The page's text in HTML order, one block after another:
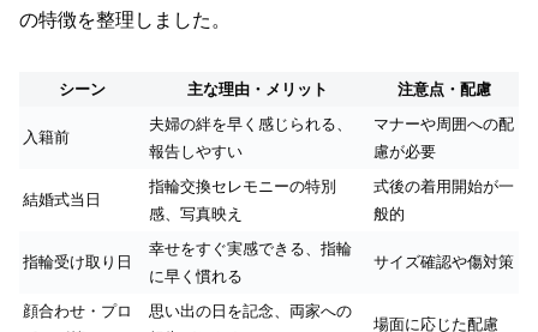
の特徴を整理しました。
シーン 主な理由・メリット 注意点・配慮
入籍前
夫婦の絆を早く感じられる、
報告しやすい
マナーや周囲への配
慮が必要
結婚式当日
指輪交換セレモニーの特別
感、写真映え
式後の着用開始が一
般的
指輪受け取り日
幸せをすぐ実感できる、指輪
に早く慣れる
サイズ確認や傷対策
顔合わせ・プロ
思い出の日を記念、両家への
場面に応じた配慮